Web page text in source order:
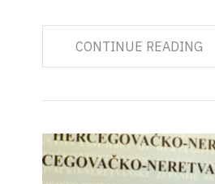
CONTINUE READING